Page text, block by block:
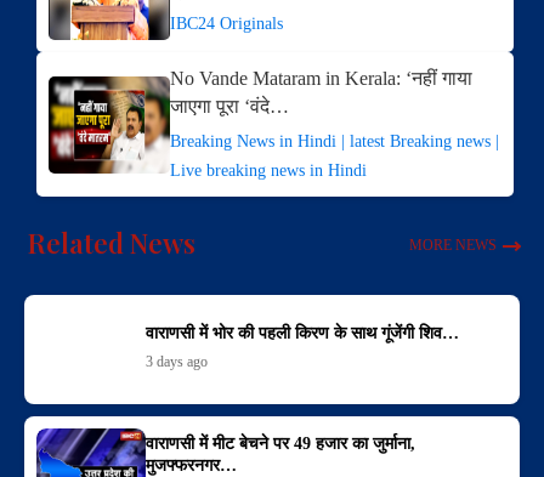
IBC24 Originals
No Vande Mataram in Kerala: ‘नहीं गाया
जाएगा पूरा ‘वंदे…
Breaking News in Hindi | latest Breaking news |
Live breaking news in Hindi
Related News MORE NEWS
वाराणसी में भोर की पहली किरण के साथ गूंजेंगी शिव…
3 days ago
वाराणसी में मीट बेचने पर 49 हजार का जुर्माना,
मुजफ्फरनगर…